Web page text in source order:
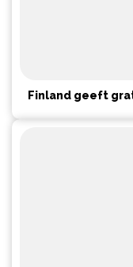
Finland geeft